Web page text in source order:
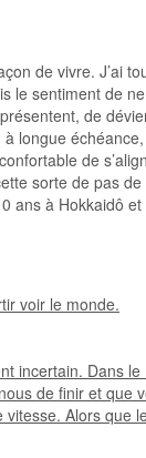
de vivre. J’ai
le sentiment
de
longue
de
sorte de pas
à Hokkaidô
voir le monde.
incertain.
de finir et
Alors